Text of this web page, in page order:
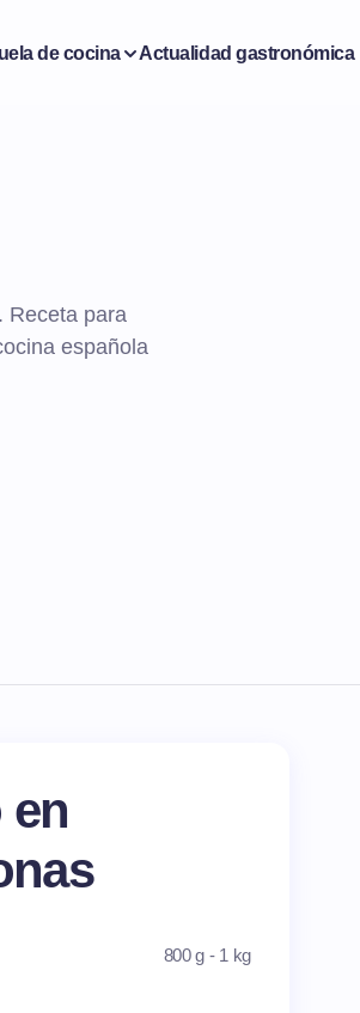
de cocina Actualidad gastronómica
Receta para
española
en
800 g - 1 kg